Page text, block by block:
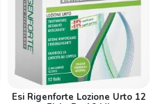
Esi Rigenforte Lozione Urto 12